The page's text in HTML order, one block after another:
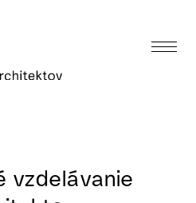
vzdelávanie